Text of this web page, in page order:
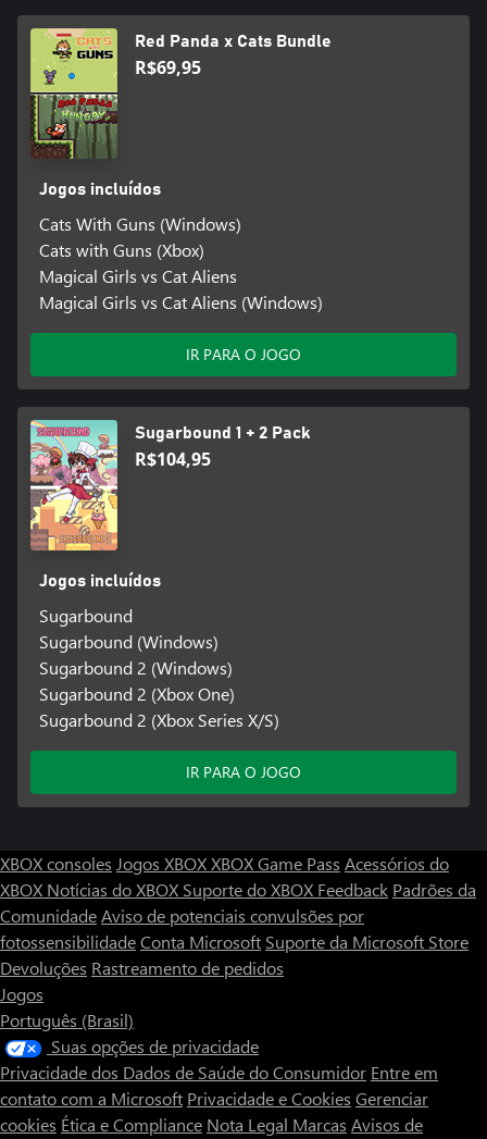
Red Panda x Cats Bundle
R$69,95
Jogos incluídos
Cats With Guns (Windows)
Cats with Guns (Xbox)
Magical Girls vs Cat Aliens
Magical Girls vs Cat Aliens (Windows)
IR PARA O JOGO
Sugarbound 1 + 2 Pack
R$104,95
Jogos incluídos
Sugarbound
Sugarbound (Windows)
Sugarbound 2 (Windows)
Sugarbound 2 (Xbox One)
Sugarbound 2 (Xbox Series X/S)
IR PARA O JOGO
XBOX consoles Jogos XBOXXBOX Game Pass Acessórios do
XBOX Notícias do XBOX Suporte do XBOX Feedback Padrões da
ComunidadeAviso de potenciais convulsões por
fotossensibilidadeConta Microsoft Suporte da Microsoft Store
Devoluções Rastreamento de pedidos
Jogos
Português (Brasil)
Suas opções de privacidade
Privacidade dos Dados de Saúde do Consumidor Entre em
contato com a Microsoft Privacidade e Cookies Gerenciar
cookies Ética e Compliance Nota Legal Marcas Avisos de